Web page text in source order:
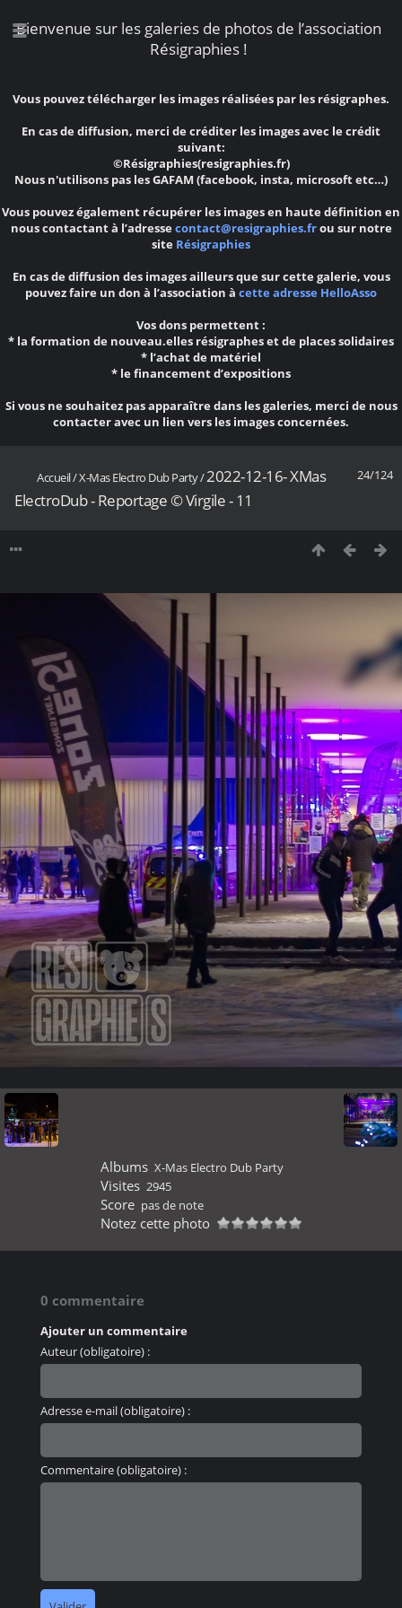
Bienvenue sur les galeries de photos de l’association
Résigraphies !
Vous pouvez télécharger les images réalisées par les résigraphes.
En cas de diffusion, merci de créditer les images avec le crédit
suivant:
©Résigraphies(resigraphies.fr)
Nous n'utilisons pas les GAFAM (facebook, insta, microsoft etc…)
Vous pouvez également récupérer les images en haute définition en
nous contactant à l’adresse contact@resigraphies.frou sur notre
site Résigraphies
En cas de diffusion des images ailleurs que sur cette galerie, vous
pouvez faire un don à l’association à cette adresse HelloAsso
Vos dons permettent :
* la formation de nouveau.elles résigraphes et de places solidaires
* l’achat de matériel
* le financement d’expositions
Si vous ne souhaitez pas apparaître dans les galeries, merci de nous
contacter avec un lien vers les images concernées.
24/124
Accueil/X-Mas Electro Dub Party/2022-12-16- XMas
ElectroDub - Reportage © Virgile - 11
Albums X-Mas Electro Dub Party
Visites 2945
Score pas de note
Notez cette photo
0 commentaire
Ajouter un commentaire
Auteur (obligatoire) :
Adresse e-mail (obligatoire) :
Commentaire (obligatoire) :